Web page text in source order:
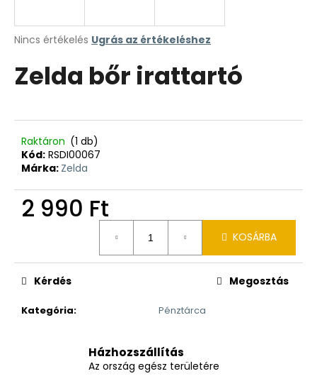
A
átlagos
értékelése
0,0
csillag.
Nincs értékelés Ugrás az értékeléshez
Zelda bőr irattartó
Raktáron (1 db)
Kód: RSDI00067
Márka: Zelda
2 990 Ft
KOSÁRBA
Kategória: Pénztárca
Kérdés Megosztás
Házhozszállítás
Az ország egész területére